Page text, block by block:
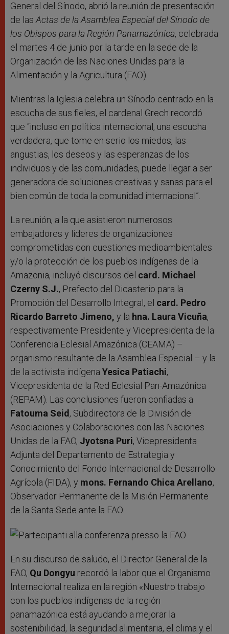
General del Sínodo, abrió la reunión de presentación
de las Actas de la Asamblea Especial del Sínodo de
los Obispos para la Región Panamazónica, celebrada
el martes 4 de junio por la tarde en la sede de la
Organización de las Naciones Unidas para la
Alimentación y la Agricultura (FAO).
Mientras la Iglesia celebra un Sínodo centrado en la
escucha de sus fieles, el cardenal Grech recordó
que “incluso en política internacional, una escucha
verdadera, que tome en serio los miedos, las
angustias, los deseos y las esperanzas de los
individuos y de las comunidades, puede llegar a ser
generadora de soluciones creativas y sanas para el
bien común de toda la comunidad internacional”.
La reunión, a la que asistieron numerosos
embajadores y líderes de organizaciones
comprometidas con cuestiones medioambientales
y/o la protección de los pueblos indígenas de la
Amazonia, incluyó discursos del card. Michael
Czerny S.J., Prefecto del Dicasterio para la
Promoción del Desarrollo Integral, el card. Pedro
Ricardo Barreto Jimeno, y la hna. Laura Vicuña,
respectivamente Presidente y Vicepresidenta de la
Conferencia Eclesial Amazónica (CEAMA) –
organismo resultante de la Asamblea Especial – y la
de la activista indígena Yesica Patiachi,
Vicepresidenta de la Red Eclesial Pan-Amazónica
(REPAM). Las conclusiones fueron confiadas a
Fatouma Seid , Subdirectora de la División de
Asociaciones y Colaboraciones con las Naciones
Unidas de la FAO, Jyotsna Puri, Vicepresidenta
Adjunta del Departamento de Estrategia y
Conocimiento del Fondo Internacional de Desarrollo
Agrícola (FIDA), y mons. Fernando Chica Arellano,
Observador Permanente de la Misión Permanente
de la Santa Sede ante la FAO.
En su discurso de saludo, el Director General de la
FAO, Qu Dongyu recordó la labor que el Organismo
Internacional realiza en la región «Nuestro trabajo
con los pueblos indígenas de la región
panamazónica está ayudando a mejorar la
sostenibilidad, la seguridad alimentaria, el clima y el